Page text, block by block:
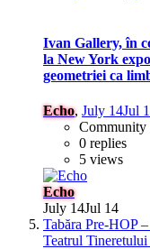
Ivan Gallery, în
la New York
geometriei ca
Echo, July 14Jul
Community
0 replies
5 views
Echo
July 14Jul 14
Tabăra Pre-HOP
Teatrul